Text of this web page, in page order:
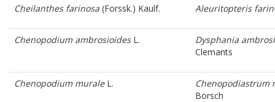
Cheilanthes farinosa (Forssk.) Kaulf. Aleuritopteris
Chenopodium ambrosioidesL.
Dysphania
Clemants
Chenopodium muraleL.
Chenopodiastrum
Borsch